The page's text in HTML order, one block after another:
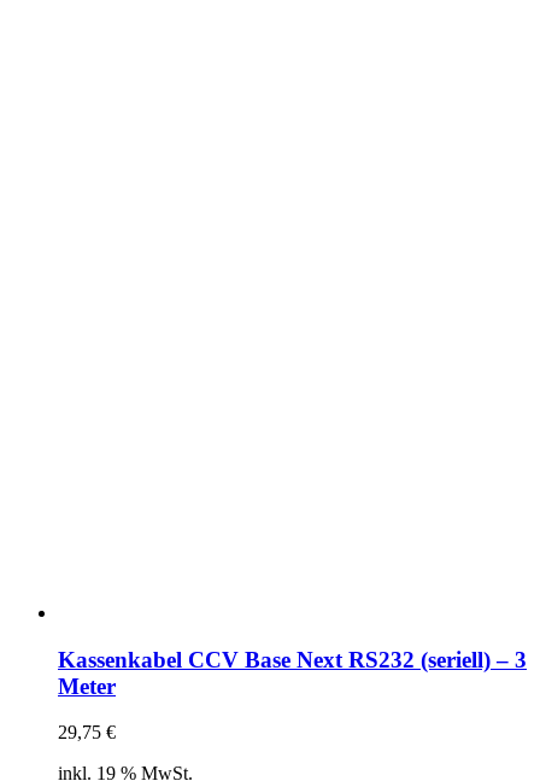
Kassenkabel CCV Base Next RS232 (seriell) – 3
Meter
29,75 €
inkl. 19 % MwSt.